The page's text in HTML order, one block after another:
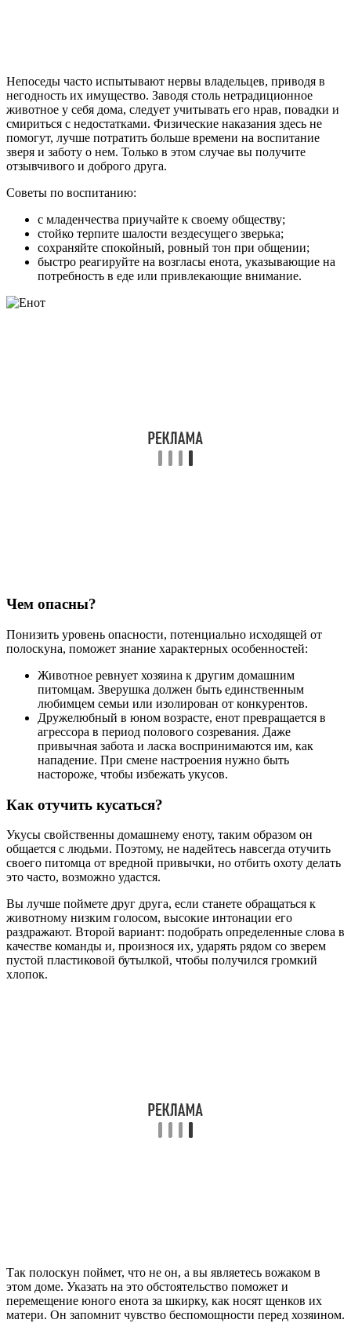
Непоседы часто испытывают нервы владельцев, приводя в
негодность их имущество. Заводя столь нетрадиционное
животное у себя дома, следует учитывать его нрав, повадки и
смириться с недостатками. Физические наказания здесь не
помогут, лучше потратить больше времени на воспитание
зверя и заботу о нем. Только в этом случае вы получите
отзывчивого и доброго друга.
Советы по воспитанию:
с младенчества приучайте к своему обществу;
стойко терпите шалости вездесущего зверька;
сохраняйте спокойный, ровный тон при общении;
быстро реагируйте на возгласы енота, указывающие на
потребность в еде или привлекающие внимание.
Чем опасны?
Понизить уровень опасности, потенциально исходящей от
полоскуна, поможет знание характерных особенностей:
Животное ревнует хозяина к другим домашним
питомцам. Зверушка должен быть единственным
любимцем семьи или изолирован от конкурентов.
Дружелюбный в юном возрасте, енот превращается в
агрессора в период полового созревания. Даже
привычная забота и ласка воспринимаются им, как
нападение. При смене настроения нужно быть
настороже, чтобы избежать укусов.
Как отучить кусаться?
Укусы свойственны домашнему еноту, таким образом он
общается с людьми. Поэтому, не надейтесь навсегда отучить
своего питомца от вредной привычки, но отбить охоту делать
это часто, возможно удастся.
Вы лучше поймете друг друга, если станете обращаться к
животному низким голосом, высокие интонации его
раздражают. Второй вариант: подобрать определенные слова в
качестве команды и, произнося их, ударять рядом со зверем
пустой пластиковой бутылкой, чтобы получился громкий
хлопок.
Так полоскун поймет, что не он, а вы являетесь вожаком в
этом доме. Указать на это обстоятельство поможет и
перемещение юного енота за шкирку, как носят щенков их
матери. Он запомнит чувство беспомощности перед хозяином.